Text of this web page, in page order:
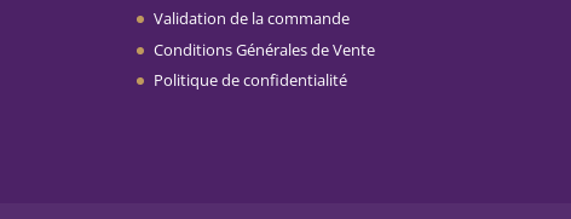
Validation de la commande
Conditions Générales de Vente
Politique de confidentialité